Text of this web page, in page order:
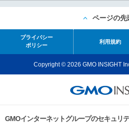
ページの先
プライバシー
ポリシー
利用規約
Copyright © 2026 GMO INSIGHT
GMOインターネットグループのセキュリ